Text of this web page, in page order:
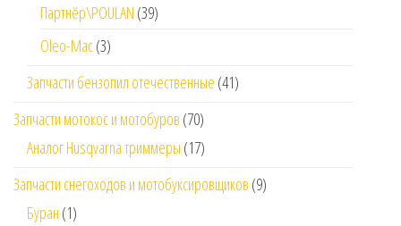
Партнёр\POULAN (39)
Oleo-Mac(3)
Запчасти бензопил отечественные (41)
Запчасти мотокос и мотобуров (70)
Аналог Husqvarna триммеры (17)
Запчасти снегоходов и мотобуксировщиков (9)
Буран (1)